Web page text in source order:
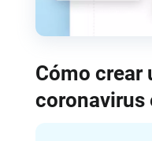
Cómo crear
coronavirus